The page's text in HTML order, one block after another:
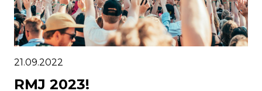
21.09.2022
RMJ 2023!